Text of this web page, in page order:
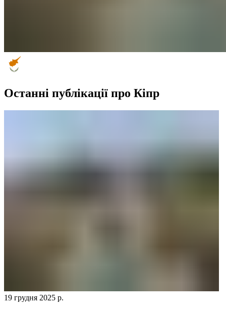
Останні публікації про Кіпр
19 грудня 2025 р.